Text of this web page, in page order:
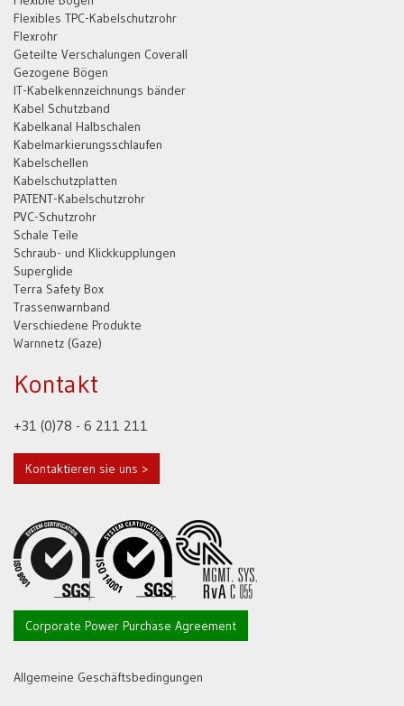
Flexibles TPC-Kabelschutzrohr
Flexrohr
Geteilte Verschalungen Coverall
Gezogene Bögen
IT-Kabelkennzeichnungs bänder
Kabel Schutzband
Kabelkanal Halbschalen
Kabelmarkierungsschlaufen
Kabelschellen
Kabelschutzplatten
PATENT-Kabelschutzrohr
PVC-Schutzrohr
Schale Teile
Schraub- und Klickkupplungen
Superglide
Terra Safety Box
Trassenwarnband
Verschiedene Produkte
Warnnetz (Gaze)
Kontakt
+31 (0)78 - 6 211 211
Kontaktieren sie uns >
Corporate Power Purchase Agreement
Allgemeine Geschäftsbedingungen